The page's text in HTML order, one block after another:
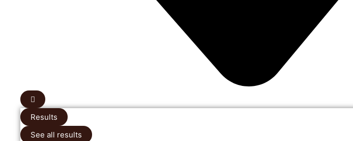
Results
See all results